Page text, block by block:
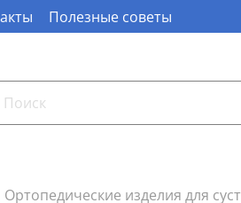
Полезные советы
Ортопедические изделия для